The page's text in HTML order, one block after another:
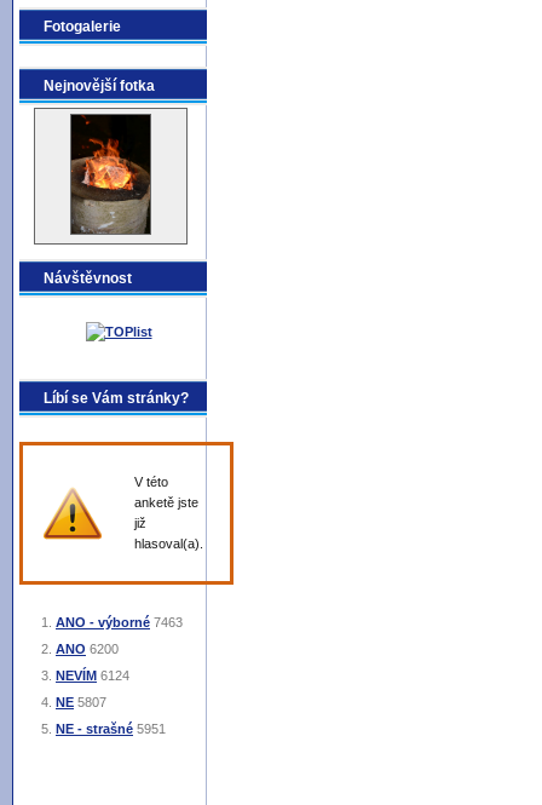
Fotogalerie
Nejnovější fotka
Návštěvnost
Líbí se Vám stránky?
V této
anketě jste
již
hlasoval(a).
ANO - výborné 7463
ANO 6200
NEVÍM 6124
NE 5807
NE - strašné 5951